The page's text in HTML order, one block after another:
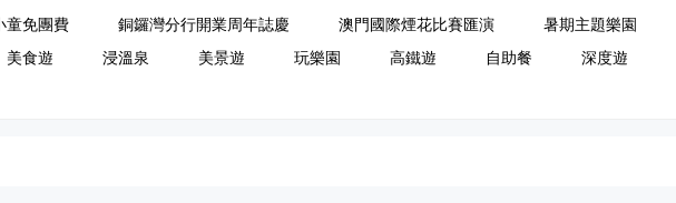
童免團費 銅鑼灣分行開業周年誌慶 澳門國際煙花比賽匯演 暑期主題樂園
美食遊 浸溫泉 美景遊 玩樂園 高鐵遊 自助餐 深度遊